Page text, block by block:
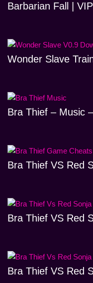
Barbarian Fall |
Wonder Slave
Bra Thief – Music
Bra Thief VS Red
Bra Thief VS Red
Bra Thief VS Red